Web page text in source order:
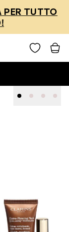
PER TUTTO